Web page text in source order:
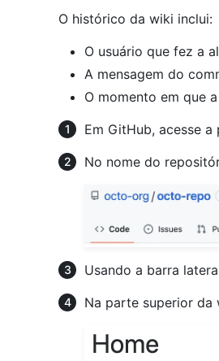
O histórico da wiki inclui:
O usuário que fez a
A mensagem do
O momento em que
Em GitHub, acesse
No nome do
Usando a barra
Na parte superior da